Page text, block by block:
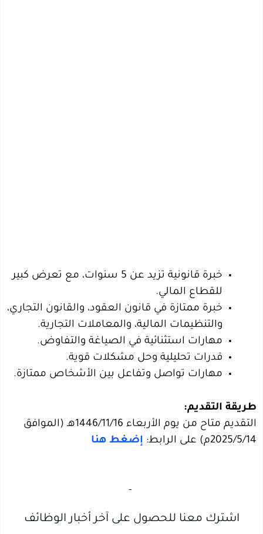
خبرة قانونية تزيد عن 5 سنوات، مع تعرض كبير
للقطاع المالي.
خبرة ممتازة في قانون العقود، والقانون التجاري،
والتنظيمات المالية، والمعاملات التجارية.
مهارات استثنائية في الصياغة والتفاوض.
قدرات تحليلية وحل مشكلات قوية.
مهارات تواصل وتفاعل بين الأشخاص ممتازة.
طريقة التقديم:
التقديم متاح من يوم الأربعاء 1446/11/16هـ (الموافق
2025/5/14م) على الرابط:
إضغط هنا
-‏
اشترك معنا للحصول على آخر أخبار الوظائف